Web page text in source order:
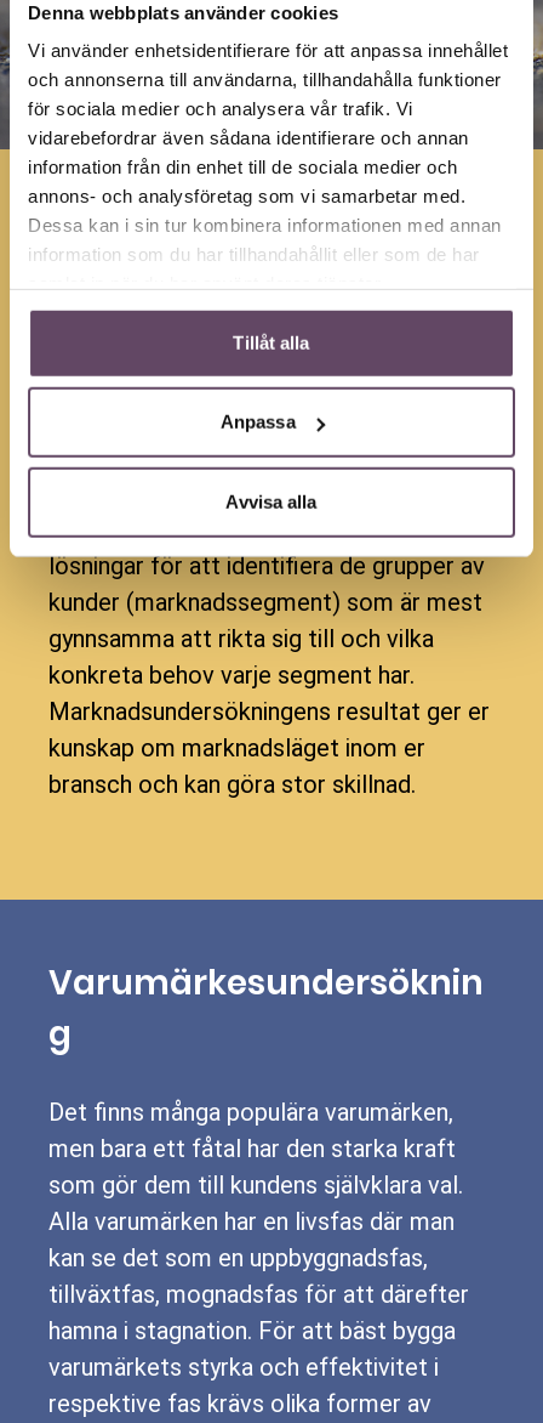
Denna webbplats använder cookies
Vi använder enhetsidentifierare för att anpassa innehållet
och annonserna till användarna, tillhandahålla funktioner
för sociala medier och analysera vår trafik. Vi
vidarebefordrar även sådana identifierare och annan
information från din enhet till de sociala medier och
annons- och analysföretag som vi samarbetar med.
Dessa kan i sin tur kombinera informationen med annan
information som du har tillhandahållit eller som de har
Tillåt alla
Anpassa
Avvisa alla
Marknadsundersökning
Enmarknadsundersökninghjälper er att
förstå er målgrupp och i slutändan öka
försäljningen. Baserat på
marknadsundersökningens resultat kan ni
ta beslut exempelvis gällande
prissättning, distribution och
marknadskanaler. Vi har effektiva
lösningar för att identifiera de grupper av
kunder (marknadssegment) som är mest
gynnsamma att rikta sig till och vilka
konkreta behov varje segment har.
Marknadsundersökningens resultat ger er
kunskap om marknadsläget inom er
bransch och kan göra stor skillnad.
Varumärkesundersöknin
g
Det finns många populära varumärken,
men bara ett fåtal har den starka kraft
som gör dem till kundens självklara val.
Alla varumärken har en livsfas där man
kan se det som en uppbyggnadsfas,
tillväxtfas, mognadsfas för att därefter
hamna i stagnation. För att bäst bygga
varumärkets styrka och effektivitet i
respektive fas krävs olika former av